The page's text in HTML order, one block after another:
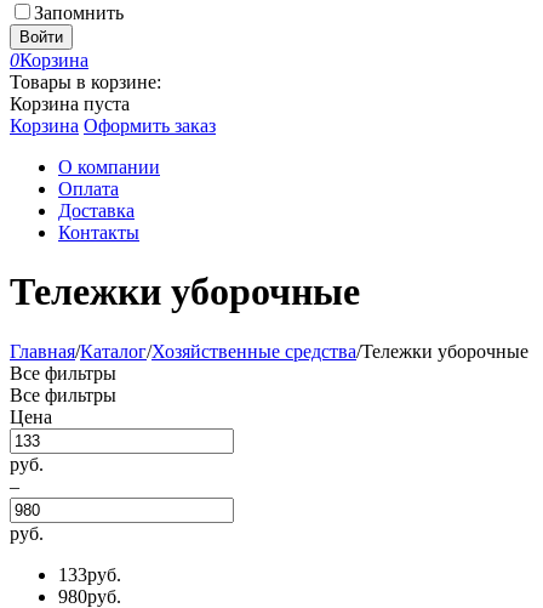
Запомнить
Войти
0Корзина
Товары в корзине:
Корзина пуста
Корзина Оформить заказ
О компании
Оплата
Доставка
Контакты
Тележки уборочные
Главная/Каталог/Хозяйственные средства/Тележки уборочные
Все фильтры
Все фильтры
Цена
руб.
–
руб.
133руб.
980руб.